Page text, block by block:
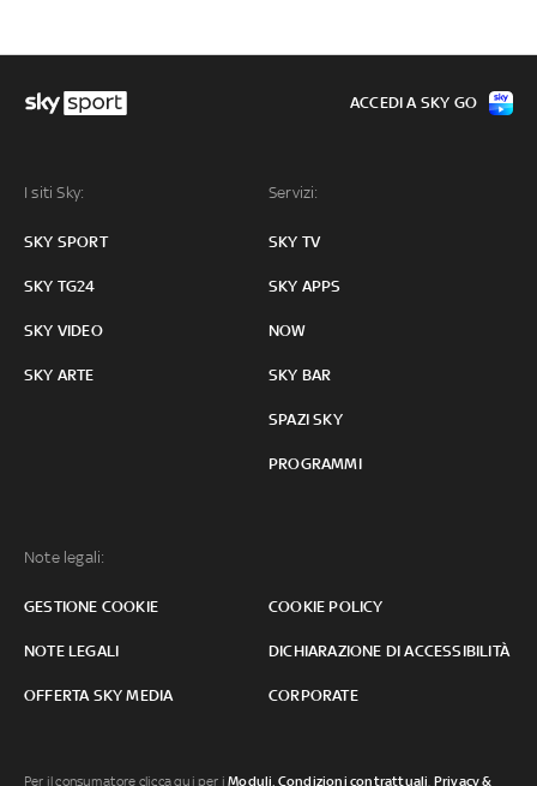
I siti Sky:
SKY SPORT
SKY TG24
SKY VIDEO
SKY ARTE
Servizi:
SKY TV
SKY APPS
NOW
SKY BAR
SPAZI SKY
PROGRAMMI
Note legali:
GESTIONE COOKIE COOKIE POLICY
NOTE LEGALI DICHIARAZIONE DI ACCESSIBILITÀ
OFFERTA SKY MEDIA CORPORATE
ACCEDI A SKY GO
Per il consumatore clicca qui per iModuli, Condizioni contrattuali, Privacy &